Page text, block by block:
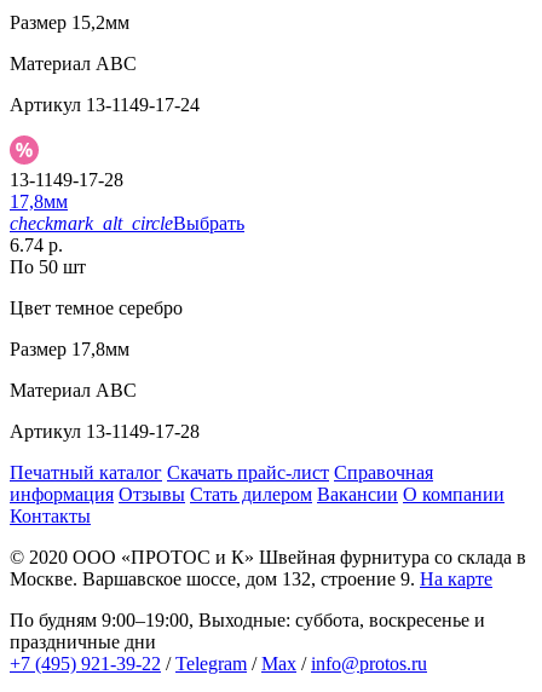
Размер 15,2мм
Материал АВС
Артикул 13-1149-17-24
13-1149-17-28
17,8мм
checkmark_alt_circleВыбрать
6.74 р.
По 50 шт
Цвет темное серебро
Размер 17,8мм
Материал АВС
Артикул 13-1149-17-28
Печатный каталог Скачать прайс-лист Справочная
информация Отзывы Стать дилером Вакансии О компании
Контакты
© 2020 ООО «ПРОТОС и К» Швейная фурнитура со склада в
Москве. Варшавское шоссе, дом 132, строение 9. На карте
По будням 9:00–19:00, Выходные: суббота, воскресенье и
праздничные дни
+7 (495) 921-39-22 /Telegram /Max /info@protos.ru